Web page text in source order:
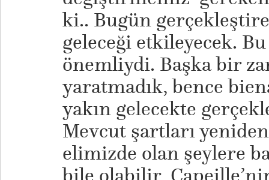
ki.. Bugün
geleceği etkileyecek.
önemliydi. Başka bir
yaratmadık, bence
yakın gelecekte
Mevcut şartları
elimizde olan şeylere